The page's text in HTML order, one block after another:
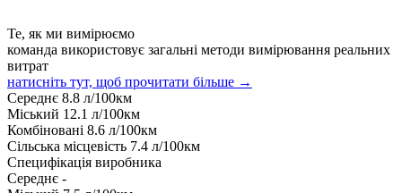
Те, як ми вимірюємо
команда використовує загальні методи вимірювання реальних
витрат
натисніть тут, щоб прочитати більше →
Середнє 8.8 л/100км
Міський 12.1 л/100км
Комбіновані 8.6 л/100км
Сільська місцевість 7.4 л/100км
Специфікація виробника
Середнє -